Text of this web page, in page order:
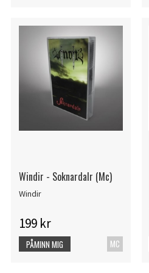
Windir - Soknardalr (Mc)
Windir
199 kr
MC
PÅMINN MIG